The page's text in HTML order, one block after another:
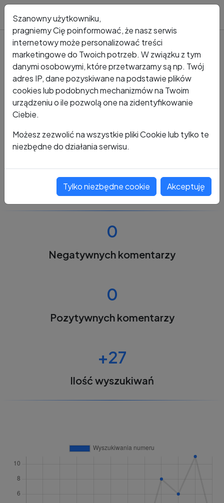
Kto dzwonił? Numer +48 783 665 464
+48 783 665 464
0
Negatywnych komentarzy
0
Pozytywnych komentarzy
+27
Ilość wyszukiwań
Szanowny użytkowniku,
pragniemy Cię poinformować, że nasz serwis
internetowy może personalizować treści
marketingowe do Twoich potrzeb. W związku z tym
danymi osobowymi, które przetwarzamy są np. Twój
adres IP, dane pozyskiwane na podstawie plików
cookies lub podobnych mechanizmów na Twoim
urządzeniu o ile pozwolą one na zidentyfikowanie
Ciebie.
Możesz zezwolić na wszystkie pliki Cookie lub tylko te
niezbędne do działania serwisu.
Tylko niezbędne cookie Akceptuję